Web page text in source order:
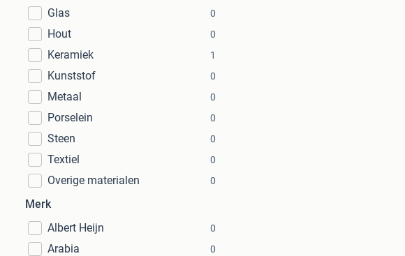
Glas 0
Hout 0
Keramiek 1
Kunststof 0
Metaal 0
Porselein 0
Steen 0
Textiel 0
Overige materialen 0
Merk
Albert Heijn
0
Arabia 0